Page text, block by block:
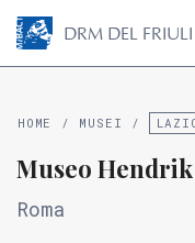
DRM DEL
HOME / MUSEI /
Museo
Roma